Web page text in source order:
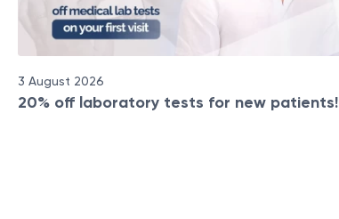
3 August 2026
20% off laboratory tests for new patients!